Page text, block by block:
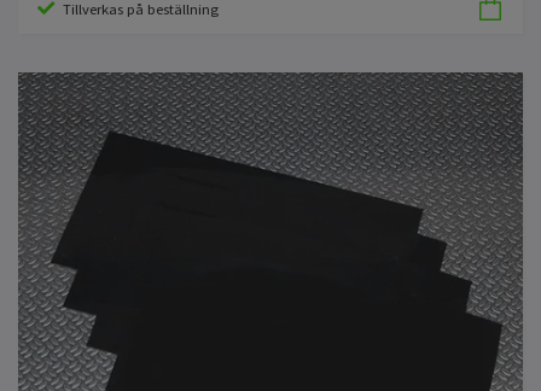
Tillverkas på beställning